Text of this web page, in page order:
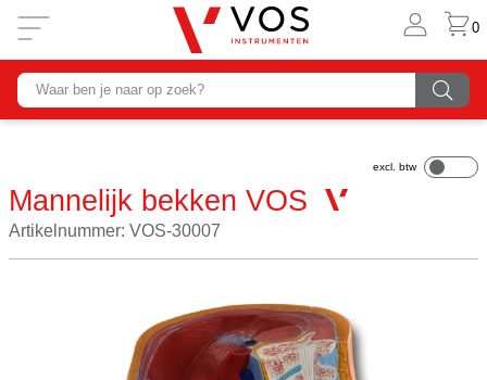
0
Mannelijk bekken VOS
Artikelnummer: VOS-30007